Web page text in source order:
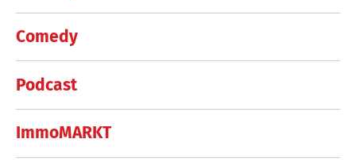
Comedy
Podcast
ImmoMARKT